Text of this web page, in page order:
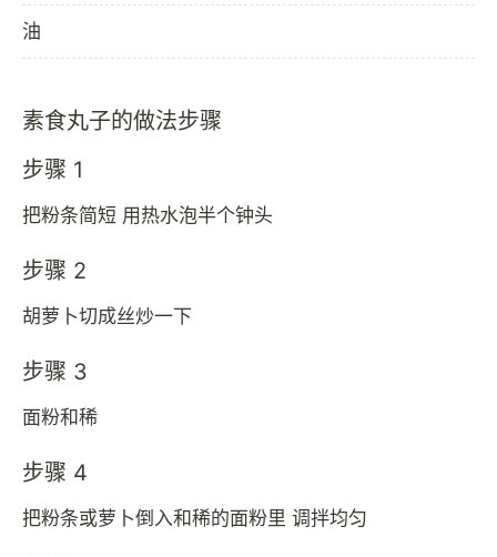
油
素食丸子的做法步骤
步骤 1
把粉条简短 用热水泡半个钟头
步骤 2
胡萝卜切成丝炒一下
步骤 3
面粉和稀
步骤 4
把粉条或萝卜倒入和稀的面粉里 调拌均匀